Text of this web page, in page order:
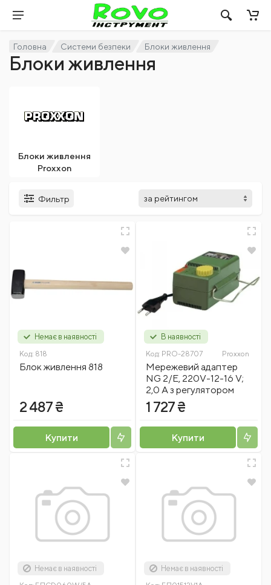
Головна Системи безпеки Блоки живлення
Блоки живлення
Блоки живлення
Proxxon
Фильтр
Немає в наявності
Код: 818
Блок живлення 818
2 487 ₴
Купити
В наявності
Код: PRO-28707 Proxxon
Мережевий адаптер
NG 2/E, 220V-12-16 V;
2,0 А з регулятором
1 727 ₴
Купити
Немає в наявності
Немає в наявності